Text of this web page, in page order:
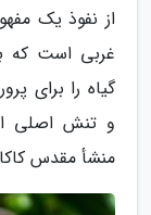
از نفوذ یک
غربی است که
گیاه را برای
و تنش اصلی
منشأ مقدس